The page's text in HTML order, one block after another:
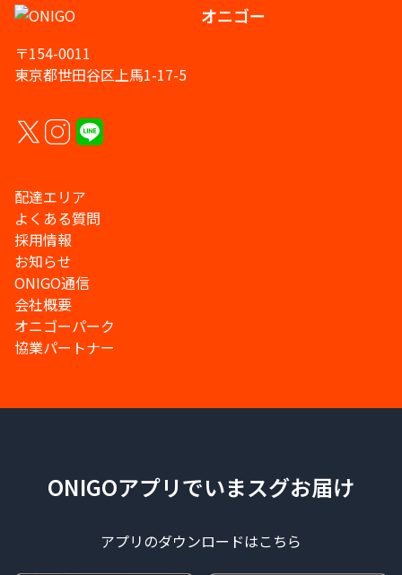
オニゴー
〒154-0011
東京都世田谷区上馬1-17-5
配達エリア
よくある質問
採用情報
お知らせ
ONIGO通信
会社概要
オニゴーパーク
協業パートナー
ONIGOアプリでいまスグお届け
アプリのダウンロードはこちら